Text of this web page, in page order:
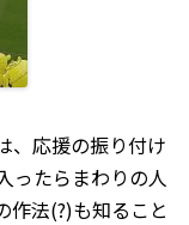
、応援の振り付け
ったらまわりの人
作法(?)も知ること